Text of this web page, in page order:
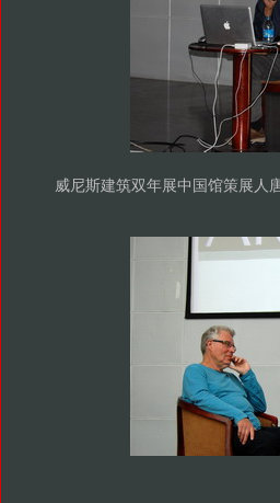
威尼斯建筑双年展中国馆策展人